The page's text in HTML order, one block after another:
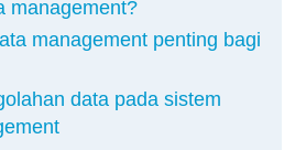
management?
management penting bagi
data pada sistem